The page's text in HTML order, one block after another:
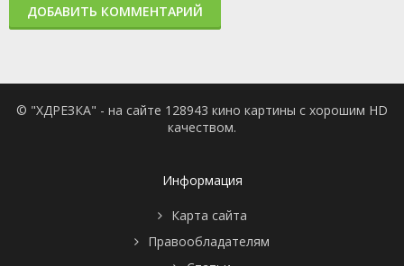
ДОБАВИТЬ КОММЕНТАРИЙ
© "ХДРЕЗКА" - на сайте 128943 кино картины с хорошим HD
качеством.
Информация
Карта сайта
Правообладателям